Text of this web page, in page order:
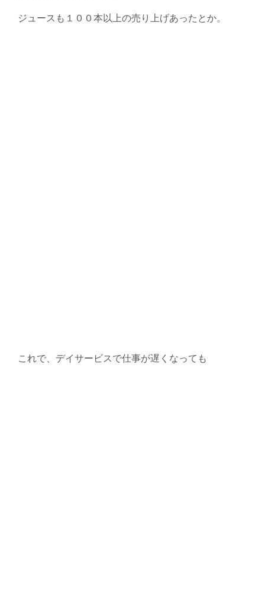
ジュースも１００本以上の売り上げあったとか。
これで、デイサービスで仕事が遅くなっても